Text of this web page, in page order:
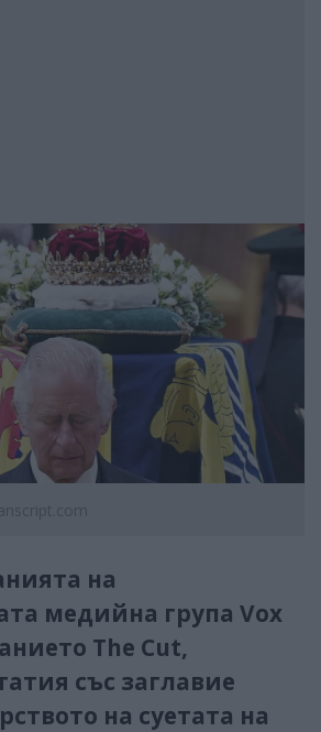
на
медийна група Vox
The Cut,
със заглавие
на суетата на